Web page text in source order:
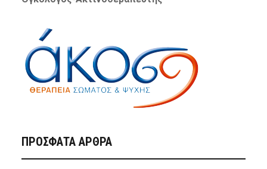
ΠΡΌΣΦΑΤΑ ΆΡΘΡΑ